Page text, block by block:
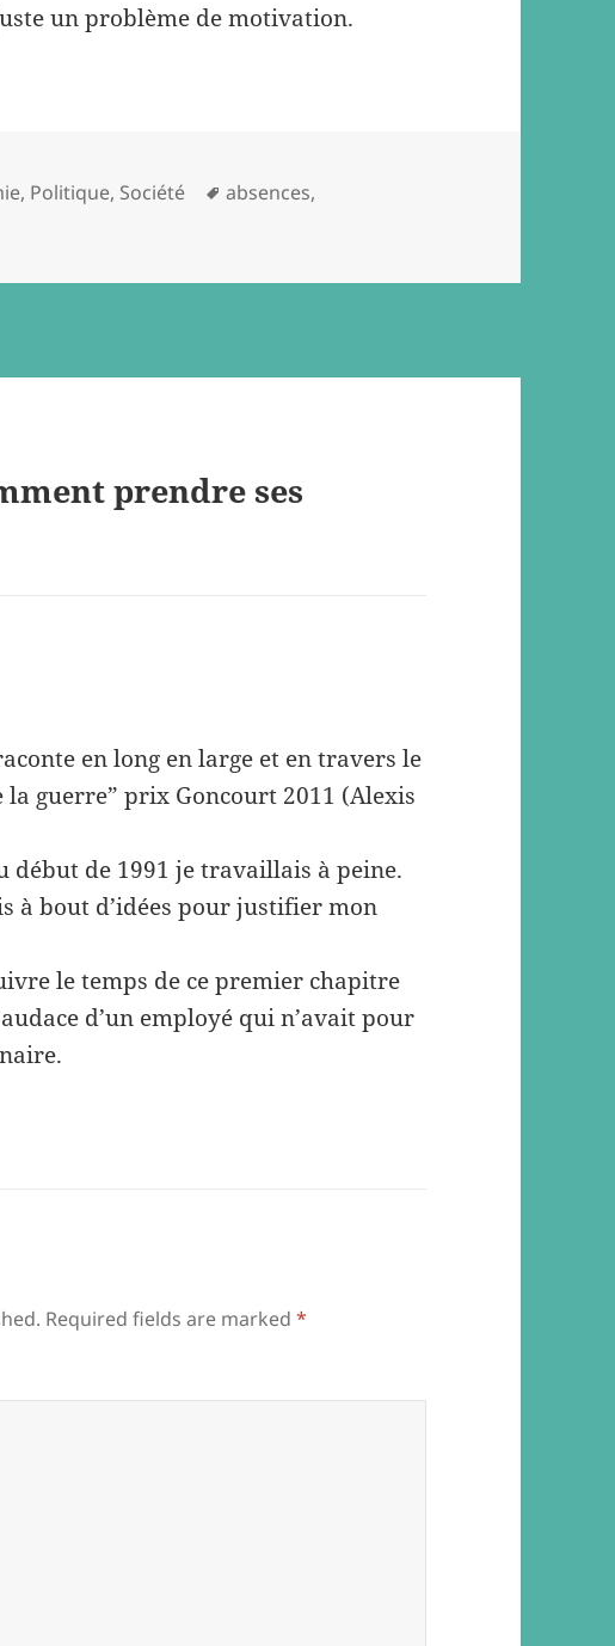
un problème de motivation.
, Politique, Société Tags
absences,
prendre ses
en long en large et en travers le
guerre” prix Goncourt 2011 (Alexis
début de 1991 je travaillais à peine.
à bout d’idées pour justifier mon
le temps de ce premier chapitre
d’un employé qui n’avait pour
Required fields are marked*